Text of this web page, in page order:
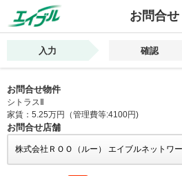
お問合せ
入力 確認
お問合せ物件
シトラスⅡ
家賃：5.25万円（管理費等:4100円)
お問合せ店舗